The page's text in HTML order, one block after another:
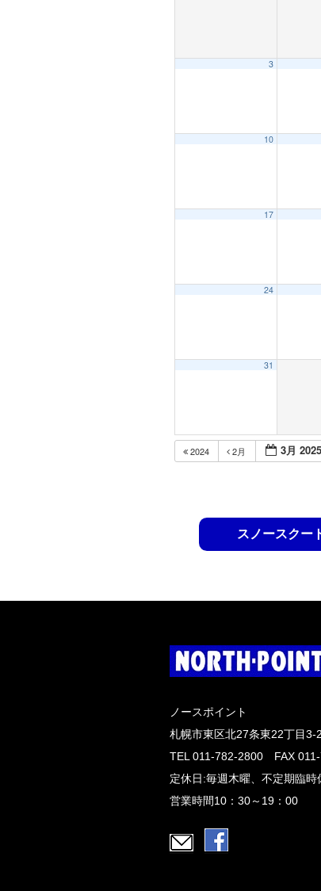
3
10
17
24
31
2024 2月 3月 2025
スノースクー
ノースポイント
札幌市東区北27条東22丁目3-
TEL 011-782-2800 FAX
定休日:毎週木曜、不定期臨時
営業時間10：30～19：00